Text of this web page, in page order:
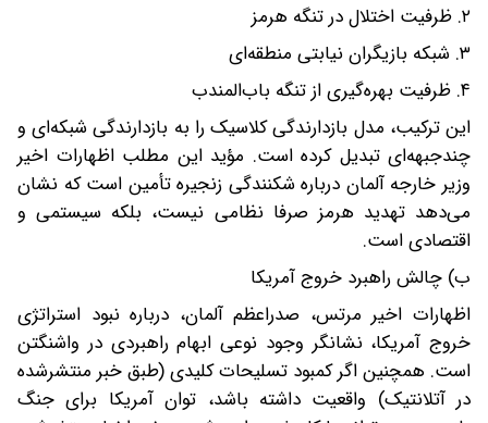
۲. ظرفیت اختلال در تنگه هرمز
۳. شبکه بازیگران نیابتی منطقه‌ای
۴. ظرفیت بهره‌گیری از تنگه باب‌المندب
این ترکیب، مدل بازدارندگی کلاسیک را به بازدارندگی شبکه‌ای و
چندجبهه‌ای تبدیل کرده است. مؤید این مطلب اظهارات اخیر
وزیر خارجه آلمان درباره شکنندگی زنجیره تأمین است که نشان
می‌دهد تهدید هرمز صرفا نظامی نیست، بلکه سیستمی و
اقتصادی است.
ب) چالش راهبرد خروج آمریکا
اظهارات اخیر مرتس، صدراعظم آلمان، درباره نبود استراتژی
خروج آمریکا، نشانگر وجود نوعی ابهام راهبردی در واشنگتن
است. همچنین اگر کمبود تسلیحات کلیدی (طبق خبر منتشر‌شده
در آتلانتیک) واقعیت داشته باشد، توان آمریکا برای جنگ